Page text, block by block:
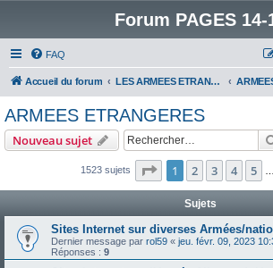
Forum PAGES 14-
FAQ
Accueil du forum LES ARMEES ETRANGERES DANS LA GRANDE GUERRE
ARMEES ETRANGERES
Nouveau sujet
1523 sujets Page 1sur61
1 2 3 4 5
Sujets
Sites Internet sur diverses Armées/
Dernier message par rol59 « jeu. févr. 09, 2023
Réponses : 9